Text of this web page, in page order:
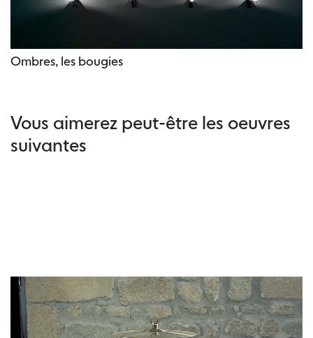
Ombres, les bougies
Vous aimerez peut-être les oeuvres
suivantes